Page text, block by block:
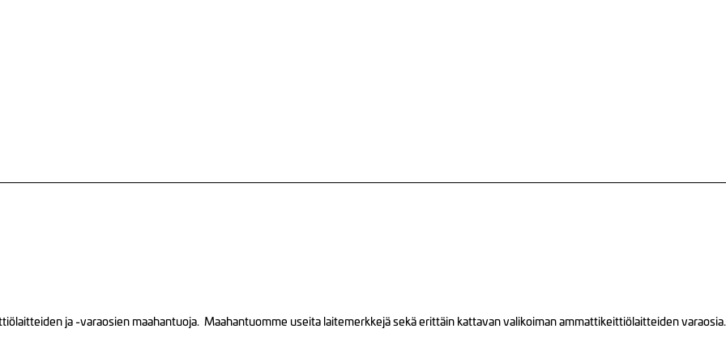
ja -varaosien maahantuoja. Maahantuomme useita laitemerkkejä sekä erittäin kattavan valikoiman ammattikeittiölaitteiden varaosia.